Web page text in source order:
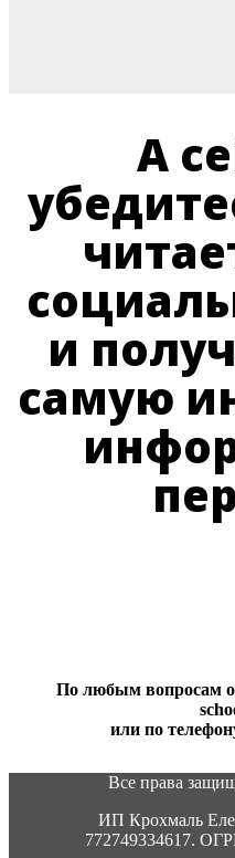
А
и
самую
По любым вопросам
или по
Все права
ИП Крохмаль
772749334617.